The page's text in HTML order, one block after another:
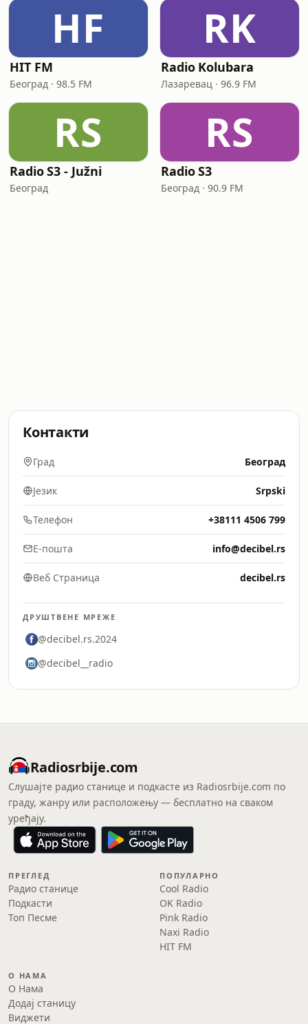
HF
HIT FM
Београд · 98.5 FM
RK
Radio Kolubara
Лазаревац · 96.9 FM
RS
Radio S3 - Južni
Београд
RS
Radio S3
Београд · 90.9 FM
Контакти
Град Београд
Језик Srpski
Телефон +38111 4506 799
Е-пошта info@decibel.rs
Веб Страница decibel.rs
ДРУШТВЕНЕ МРЕЖЕ
@decibel.rs.2024
@decibel__radio
Radiosrbije.com
Слушајте радио станице и подкасте из Radiosrbije.com по
граду, жанру или расположењу — бесплатно на сваком
уређају.
ПРЕГЛЕД
Радио станице
Подкасти
Топ Песме
ПОПУЛАРНО
Cool Radio
OK Radio
Pink Radio
Naxi Radio
HIT FM
О НАМА
О Нама
Додај станицу
Виджети